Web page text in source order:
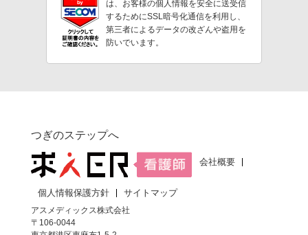
は、お客様の個人情報を安全に送受信
するためにSSL暗号化通信を利用し、
第三者によるデータの改ざんや盗用を
防いでいます。
つぎのステップへ
会社概要
個人情報保護方針
サイトマップ
アスメディックス株式会社
〒106-0044